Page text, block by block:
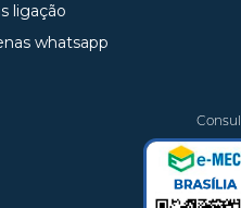
ligação
whatsapp